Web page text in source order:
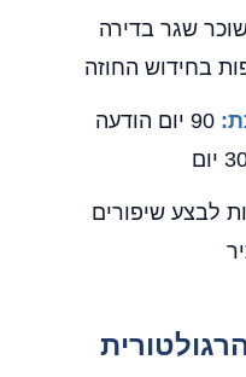
שגר בדירה
בחידוש החוזה
90 יום הודעה
לבצע שיפורים